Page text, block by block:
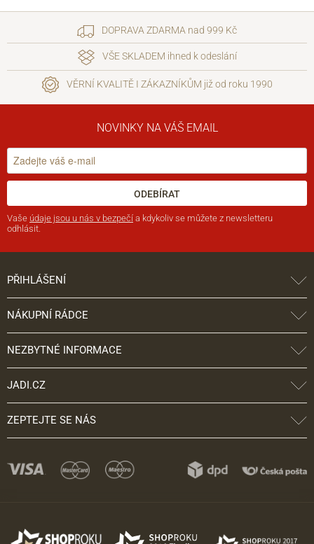
DOPRAVA ZDARMA nad 999 Kč
VŠE SKLADEM ihned k odeslání
VĚRNÍ KVALITĚ I ZÁKAZNÍKŮM již od roku 1990
NOVINKY NA VÁŠ EMAIL
ODEBÍRAT
Vaše údaje jsou u nás v bezpečí a kdykoliv se můžete z newsletteru
odhlásit.
PŘIHLÁŠENÍ
NÁKUPNÍ RÁDCE
NEZBYTNÉ INFORMACE
JADI.CZ
ZEPTEJTE SE NÁS